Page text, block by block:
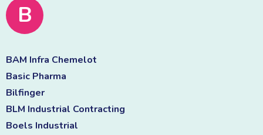
B
BAM Infra Chemelot
Basic Pharma
Bilfinger
BLM Industrial Contracting
Boels Industrial